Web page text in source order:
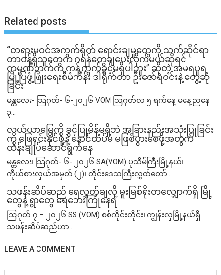
Related posts
“တရားမဝင်အကွက်ရိုက် ရောင်းချမှုတွေကို သက်ဆိုင်ရာ
တာဝန်ရှိသူတွေက ဂရန်တွေချပေးလိုက်မယ်ဆိုရင်
ကုမ္ပဏီဘက်က ကန့်ကွက်ခွင့်မရှိပါဘူး” ဆိုတဲ့ အမရပူရ
မြို့ပြဖွံ့ဖြိုးရေးစီမံကိန်း ဒါရိုက်တာ ဦးဇော်ရဲဝင်းနဲ့ တွေ့ဆုံ
ခြင်း
မန္တလေး- သြဂုတ်- ၆-၂၀၂၆ VOM သြဂုတ်လ ၅ ရက်နေ့ မနေ့ညနေ
၃...
လယ်ယာမြေကို ခွင့်ပြုမိန့်မရှိဘဲ အခြားနည်းအသုံးပြုခြင်း
ကို ဖြေရှင်းနိုင်ဖို့နဲ့ နောင်ထပ်မံ မဖြစ်ပွားစေဖို့အတွက်
ထိန်းချုပ်ဆောင်ရွက်နေ
မန္တလေး၊ သြဂုတ်- ၆- ၂၀၂၆ SA(VOM) ပုသိမ်ကြီးမြို့နယ်၊
ကိုယ်စားလှယ်အမှတ် (၂)၊ တိုင်းဒေသကြီးလွှတ်တော်...
သဖန်းဆိပ်ဆည် ရေလွှတ်ချလို့ မူးမြစ်ရိုးတလျှောက်ရှိ မြို့
တွေနဲ့ ရွာတွေ ရေဘေးကြုံနေရ
ဩဂုတ် ၇ – ၂၀၂၆ SS (VOM) စစ်ကိုင်းတိုင်း၊ ကျွန်းလှမြို့နယ်ရှိ
သဖန်းဆိပ်ဆည်ဟာ...
LEAVE A COMMENT